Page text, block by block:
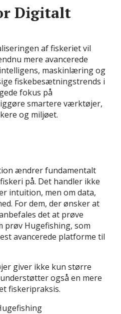
Digitalt
af fiskeriet vil
mere avancerede
maskinlæring og
fiskebesætningstrends i
fokus på
smartere værktøjer,
og miljøet.
ændrer fundamentalt
på. Det handler ikke
intuition, men om data,
For dem, der ønsker at
det at prøve
prøv Hugefishing, som
avancerede platforme til
giver ikke kun større
også en mere
fiskeripraksis.